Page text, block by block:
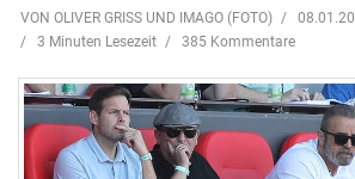
VON OLIVER GRISS UND IMAGO (FOTO)
3 Minuten Lesezeit
385 Kommentare